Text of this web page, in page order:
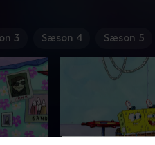
3 Sæson 4 Sæson 5